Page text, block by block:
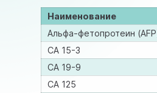
Наименование
Альфа-фетопротеин
СА 15-3
СА 19-9
СА 125